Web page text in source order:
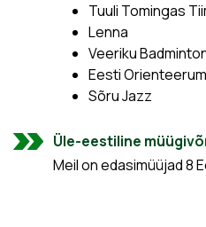
Tuuli Tomingas
Lenna
Veeriku
Eesti
Sõru Jazz
Üle-eestiline
Meil on edasimüüjad 8